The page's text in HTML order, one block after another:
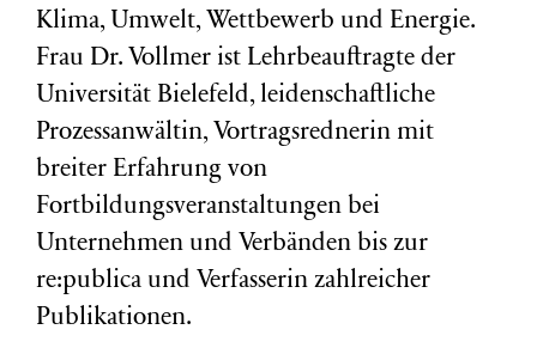
Klima, Umwelt, Wettbewerb und Energie.
Frau Dr. Vollmer ist Lehrbeauftragte der
Universität Bielefeld, leidenschaftliche
Prozessanwältin, Vortragsrednerin mit
breiter Erfahrung von
Fortbildungsveranstaltungen bei
Unternehmen und Verbänden bis zur
re:publica und Verfasserin zahlreicher
Publikationen.